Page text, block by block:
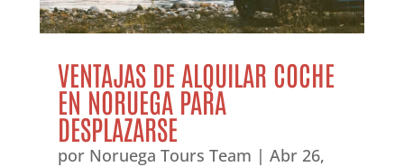
VENTAJAS DE ALQUILAR COCHE
EN NORUEGA PARA
DESPLAZARSE
por Noruega Tours Team | Abr 26,